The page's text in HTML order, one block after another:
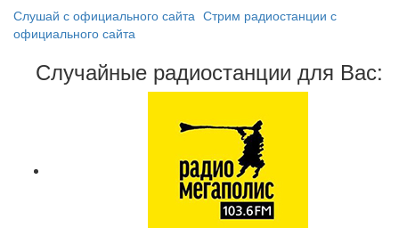
Слушай с официального сайта Стрим радиостанции с
официального сайта
Случайные радиостанции для Вас: